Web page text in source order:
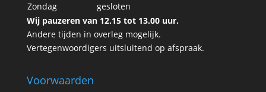
Zondag
gesloten
Wij pauzeren van 12.15 tot 13.00 uur.
Andere tijden in overleg mogelijk.
Vertegenwoordigers uitsluitend op afspraak.
Voorwaarden